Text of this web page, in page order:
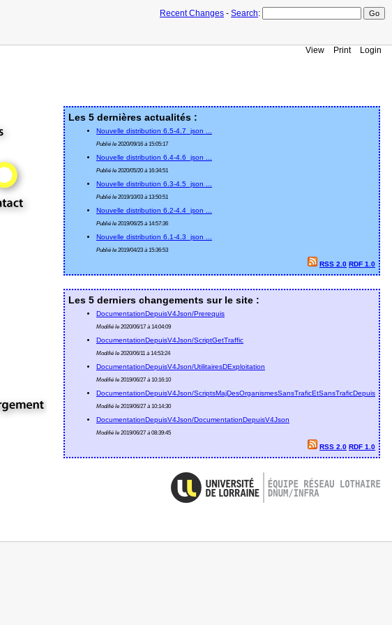
Recent Changes - Search:
View Print Login
Les 5 dernières actualités :
Nouvelle distribution 6.5-4.7_json ...
Publié le2020/09/16 à 15:05:17
Nouvelle distribution 6.4-4.6_json ...
Publié le2020/05/20à 16:34:51
Nouvelle distribution 6.3-4.5_json ...
Publié le2019/10/03 à 13:50:51
Nouvelle distribution 6.2-4.4_json ...
Publié le2019/06/25 à 14:57:36
Nouvelle distribution 6.1-4.3_json ...
Publié le2019/04/23 à 15:36:53
RSS 2.0 RDF 1.0
Les 5 derniers changements sur le site :
DocumentationDepuisV4Json/Prerequis
Modifié le2020/06/17 à 14:04:09
DocumentationDepuisV4Json/ScriptGetTraffic
Modifié le2020/06/11 à 14:53:24
DocumentationDepuisV4Json/UtilitairesDExploitation
Modifié le2019/06/27 à 10:16:10
DocumentationDepuisV4Json/ScriptsMajDesOrganismesSansTraficEtSansTraficDepuis
Modifié le2019/06/27 à 10:14:30
DocumentationDepuisV4Json/DocumentationDepuisV4Json
Modifié le2019/06/27 à 08:39:45
RSS 2.0 RDF 1.0